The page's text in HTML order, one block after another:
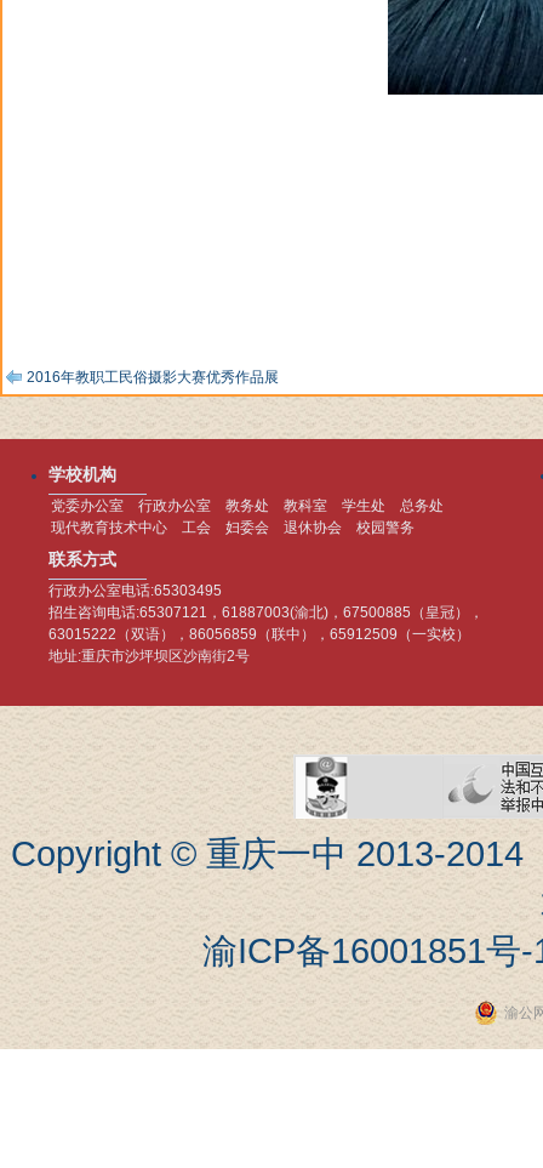
2016年教职工民俗摄影大赛优秀作品展
学校机构
党委办公室 行政办公室 教务处 教科室 学生处
总务处
现代教育技术中心
工会 妇委会 退休协会 校园警务
联系方式
行政办公室电话:65303495
招生咨询电话:65307121，61887003(渝北)，67500885（皇冠），
63015222（双语），86056859（联中），65912509（一实校）
地址:重庆市沙坪坝区沙南街2号
Copyright © 重庆一中 2013-
渝ICP备16001851号-
渝公